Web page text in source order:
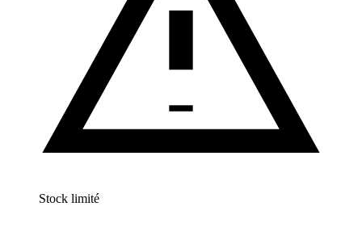
Stock limité